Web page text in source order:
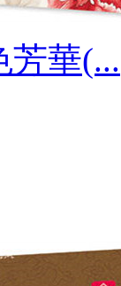
芳華(...